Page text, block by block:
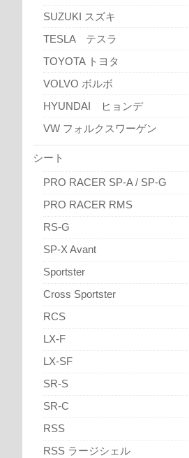
SUZUKI スズキ
TESLA テスラ
TOYOTA トヨタ
VOLVO ボルボ
HYUNDAI ヒョンデ
VW フォルクスワーゲン
シート
PRO RACER SP-A / SP-G
PRO RACER RMS
RS-G
SP-X Avant
Sportster
Cross Sportster
RCS
LX-F
LX-SF
SR-S
SR-C
RSS
RSS ラージシェル